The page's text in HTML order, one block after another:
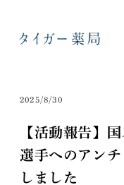
2025/8/30
【活動報告】
選手へのアン
しました